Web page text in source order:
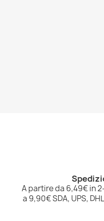
A partire da 6,49€ in
a 9,90€ SDA, UPS,